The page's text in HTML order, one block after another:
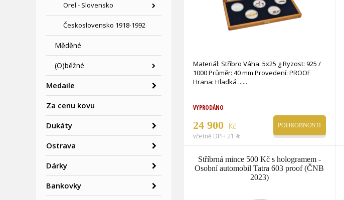
Orel - Slovensko
Československo 1918-1992
Měděné
(O)běžné
Medaile
Za cenu kovu
Dukáty
Ostrava
Dárky
Bankovky
Materiál: Stříbro Váha: 5x25 g Ryzost: 925 /
1000 Průměr: 40 mm Provedení: PROOF
Hrana: Hladká ...
VYPRODÁNO
24 900 Kč
včetně DPH 21 %
PODROBNOSTI
Stříbrná mince 500 Kč s hologramem -
Osobní automobil Tatra 603 proof (ČNB
2023)